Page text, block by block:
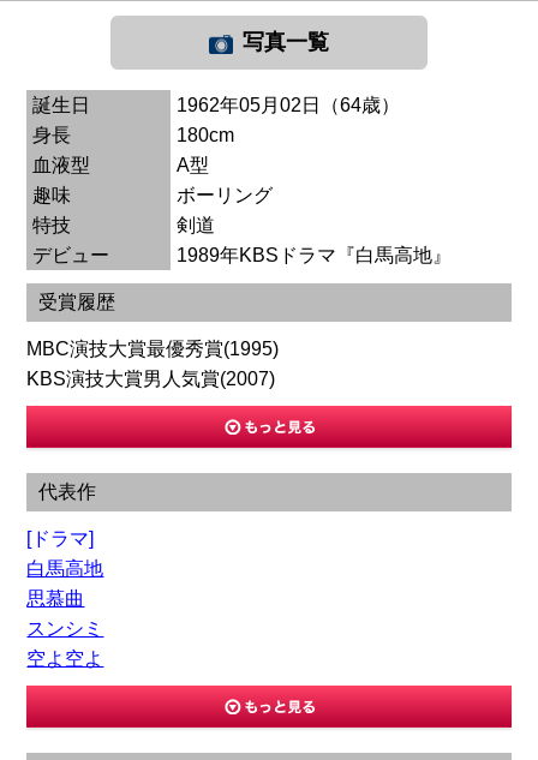
写真一覧
誕生日
1962年05月02日（64歳）
身長
180cm
血液型
A型
趣味
ボーリング
特技
剣道
デビュー
1989年KBSドラマ『白馬高地』
受賞履歴
MBC演技大賞最優秀賞(1995)
KBS演技大賞男人気賞(2007)
代表作
[ドラマ]
白馬高地
思慕曲
スンシミ
空よ空よ